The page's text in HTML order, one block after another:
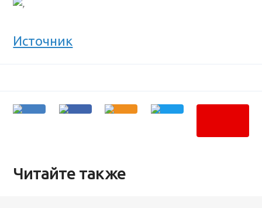
Источник
Читайте также